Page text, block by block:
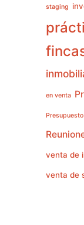
staging
en venta
venta de
venta de